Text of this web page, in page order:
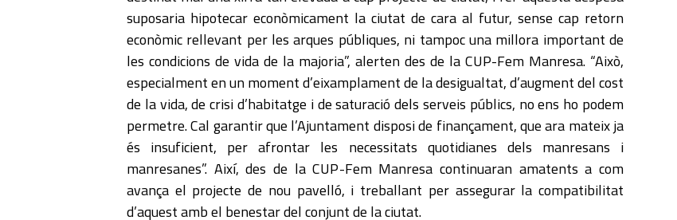
suposaria hipotecar econòmicament la ciutat de cara al futur, sense cap retorn
econòmic rellevant per les arques públiques, ni tampoc una millora important de
les condicions de vida de la majoria”, alerten des de la CUP-Fem Manresa. “Això,
especialment en un moment d’eixamplament de la desigualtat, d’augment del cost
de la vida, de crisi d’habitatge i de saturació dels serveis públics, no ens ho podem
permetre. Cal garantir que l’Ajuntament disposi de finançament, que ara mateix ja
és insuficient, per afrontar les necessitats quotidianes dels manresans i
manresanes”. Així, des de la CUP-Fem Manresa continuaran amatents a com
avança el projecte de nou pavelló, i treballant per assegurar la compatibilitat
d’aquest amb el benestar del conjunt de la ciutat.